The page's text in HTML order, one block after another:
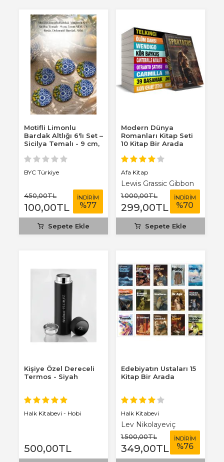
Motifli Limonlu
Bardak Altlığı 6'lı Set –
Sicilya Temalı - 9 cm,
BYC Türkiye
450,00TL
100,00TL
İNDİRİM
%77
Sepete Ekle
Modern Dünya
Romanları Kitap Seti
10 Kitap Bir Arada
Afa Kitap
Lewis Grassic Gibbon
1.000,00TL
299,00TL
İNDİRİM
%70
Sepete Ekle
Kişiye Özel Dereceli
Termos - Siyah
Halk Kitabevi - Hobi
500,00TL
Edebiyatın Ustaları 15
Kitap Bir Arada
Halk Kitabevi
Lev Nikolayeviç
Tolstoy
1.500,00TL
349,00TL
İNDİRİM
%76